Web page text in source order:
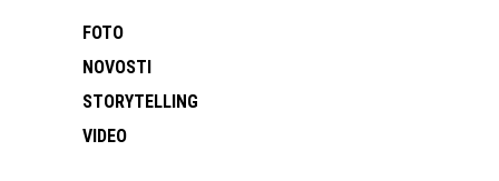
FOTO
NOVOSTI
STORYTELLING
VIDEO